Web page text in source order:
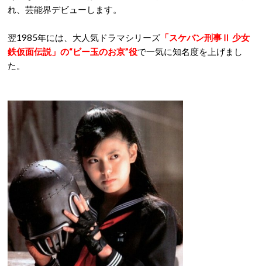
れ、芸能界デビューします。
翌1985年には、大人気ドラマシリーズ 「スケバン刑事Ⅱ 少女
鉄仮面伝説」の“ビー玉のお京”役で一気に知名度を上げまし
た。